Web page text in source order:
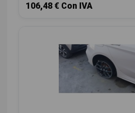
106,48 € Con IVA